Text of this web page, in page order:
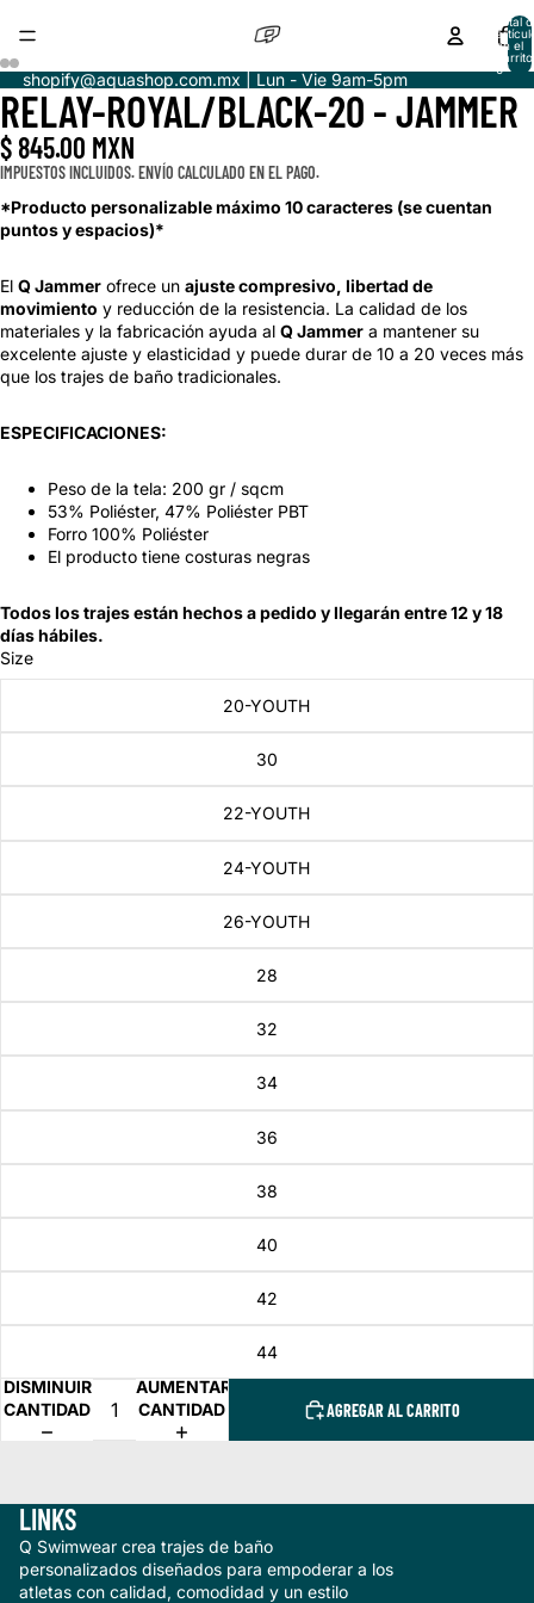
Total
en el
0
shopify@aquashop.com.mx | Lun - Vie 9am-5pm
ABRIR
IMAGEN
A
PANTALLA
ABRIR
IMAGEN
A
PANTALLA
ABRIR
IMAGEN
A
PANTALLA
ABRIR
IMAGEN
A
PANTALLA
RELAY-ROYAL/BLACK-20 - JAMMER
$ 845.00 MXN
IMPUESTOS INCLUIDOS. ENVÍO CALCULADO EN EL PAGO.
*Producto personalizable máximo 10 caracteres (se cuentan
puntos y espacios)*
El Q Jammer ofrece un ajuste compresivo, libertad de
movimiento y reducción de la resistencia. La calidad de los
materiales y la fabricación ayuda al Q Jammer a mantener su
excelente ajuste y elasticidad y puede durar de 10 a 20 veces más
que los trajes de baño tradicionales.
ESPECIFICACIONES:
Peso de la tela: 200 gr / sqcm
53% Poliéster, 47% Poliéster PBT
Forro 100% Poliéster
El producto tiene costuras negras
Todos los trajes están hechos a pedido y llegarán entre 12 y 18
días hábiles.
Size
20-YOUTH
30
22-YOUTH
24-YOUTH
26-YOUTH
28
32
34
36
38
40
42
44
DISMINUIR
CANTIDAD
AUMENTAR
CANTIDAD
AGREGAR AL CARRITO
LINKS
Q Swimwear crea trajes de baño
personalizados diseñados para empoderar a los
atletas con calidad, comodidad y un estilo